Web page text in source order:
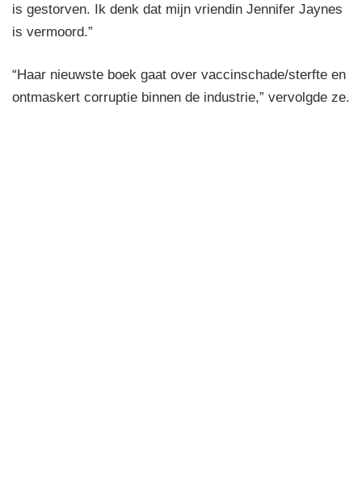
is gestorven. Ik denk dat mijn vriendin Jennifer Jaynes
is vermoord.”
“Haar nieuwste boek gaat over vaccinschade/sterfte en
ontmaskert corruptie binnen de industrie,” vervolgde ze.